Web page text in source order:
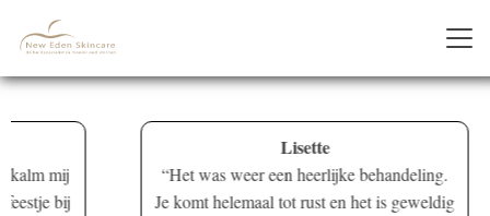
mij
bij
Lisette
Het was weer een heerlijke behandeling.
Je komt helemaal tot rust en het is geweldig